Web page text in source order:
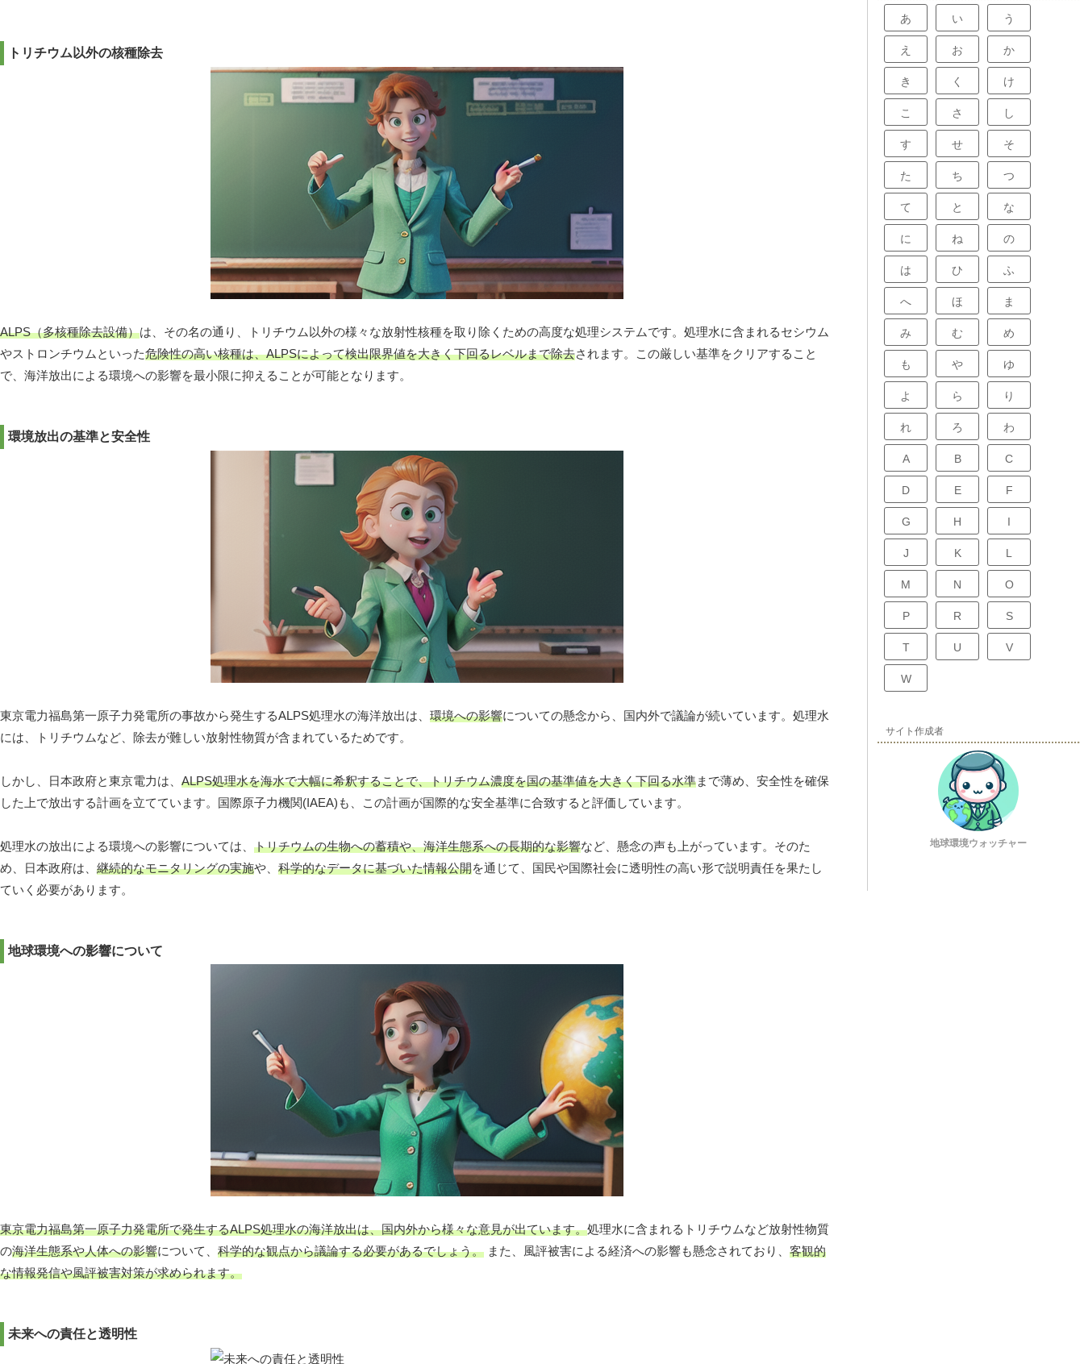
トリチウム以外の核種除去
ALPS（多核種除去設備）は、その名の通り、トリチウム以外の様々な放射性核種を取り除くための高度な処理システムです。処理水に含まれるセシウム
やストロンチウムといった危険性の高い核種は、ALPSによって検出限界値を大きく下回るレベルまで除去されます。この厳しい基準をクリアすること
で、海洋放出による環境への影響を最小限に抑えることが可能となります。
環境放出の基準と安全性
東京電力福島第一原子力発電所の事故から発生するALPS処理水の海洋放出は、 環境への影響についての懸念から、国内外で議論が続いています。処理水
には、トリチウムなど、除去が難しい放射性物質が含まれているためです。
しかし、日本政府と東京電力は、 ALPS処理水を海水で大幅に希釈することで、トリチウム濃度を国の基準値を大きく下回る水準まで薄め、安全性を確保
した上で放出する計画を立てています。国際原子力機関(IAEA)も、この計画が国際的な安全基準に合致すると評価しています。
処理水の放出による環境への影響については、 トリチウムの生物への蓄積や、海洋生態系への長期的な影響など、懸念の声も上がっています。そのた
め、日本政府は、 継続的なモニタリングの実施や、 科学的なデータに基づいた情報公開を通じて、国民や国際社会に透明性の高い形で説明責任を果たし
ていく必要があります。
地球環境への影響について
東京電力福島第一原子力発電所で発生するALPS処理水の海洋放出は、国内外から様々な意見が出ています。処理水に含まれるトリチウムなど放射性物質
の海洋生態系や人体への影響について、 科学的な観点から議論する必要があるでしょう。 また、風評被害による経済への影響も懸念されており、 客観的
な情報発信や風評被害対策が求められます。
未来への責任と透明性
あ い う
え お か
き く け
こ さ し
す せ そ
た ち つ
て と な
に ね の
は ひ ふ
へ ほ ま
み む め
も や ゆ
よ ら り
れ ろ わ
A B C
D E F
G H I
J K L
M N O
P R S
T U V
W
サイト作成者
地球環境ウォッチャー